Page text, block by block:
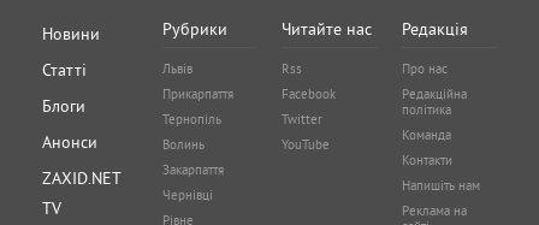
Новини
Статті
Блоги
Анонси
ZAXID.NET
TV
Рубрики
Львів
Прикарпаття
Тернопіль
Волинь
Закарпаття
Чернівці
Рівне
Читайте нас
Rss
Facebook
Twitter
YouTube
Редакція
Про нас
Редакційна
політика
Команда
Контакти
Напишіть нам
Реклама на